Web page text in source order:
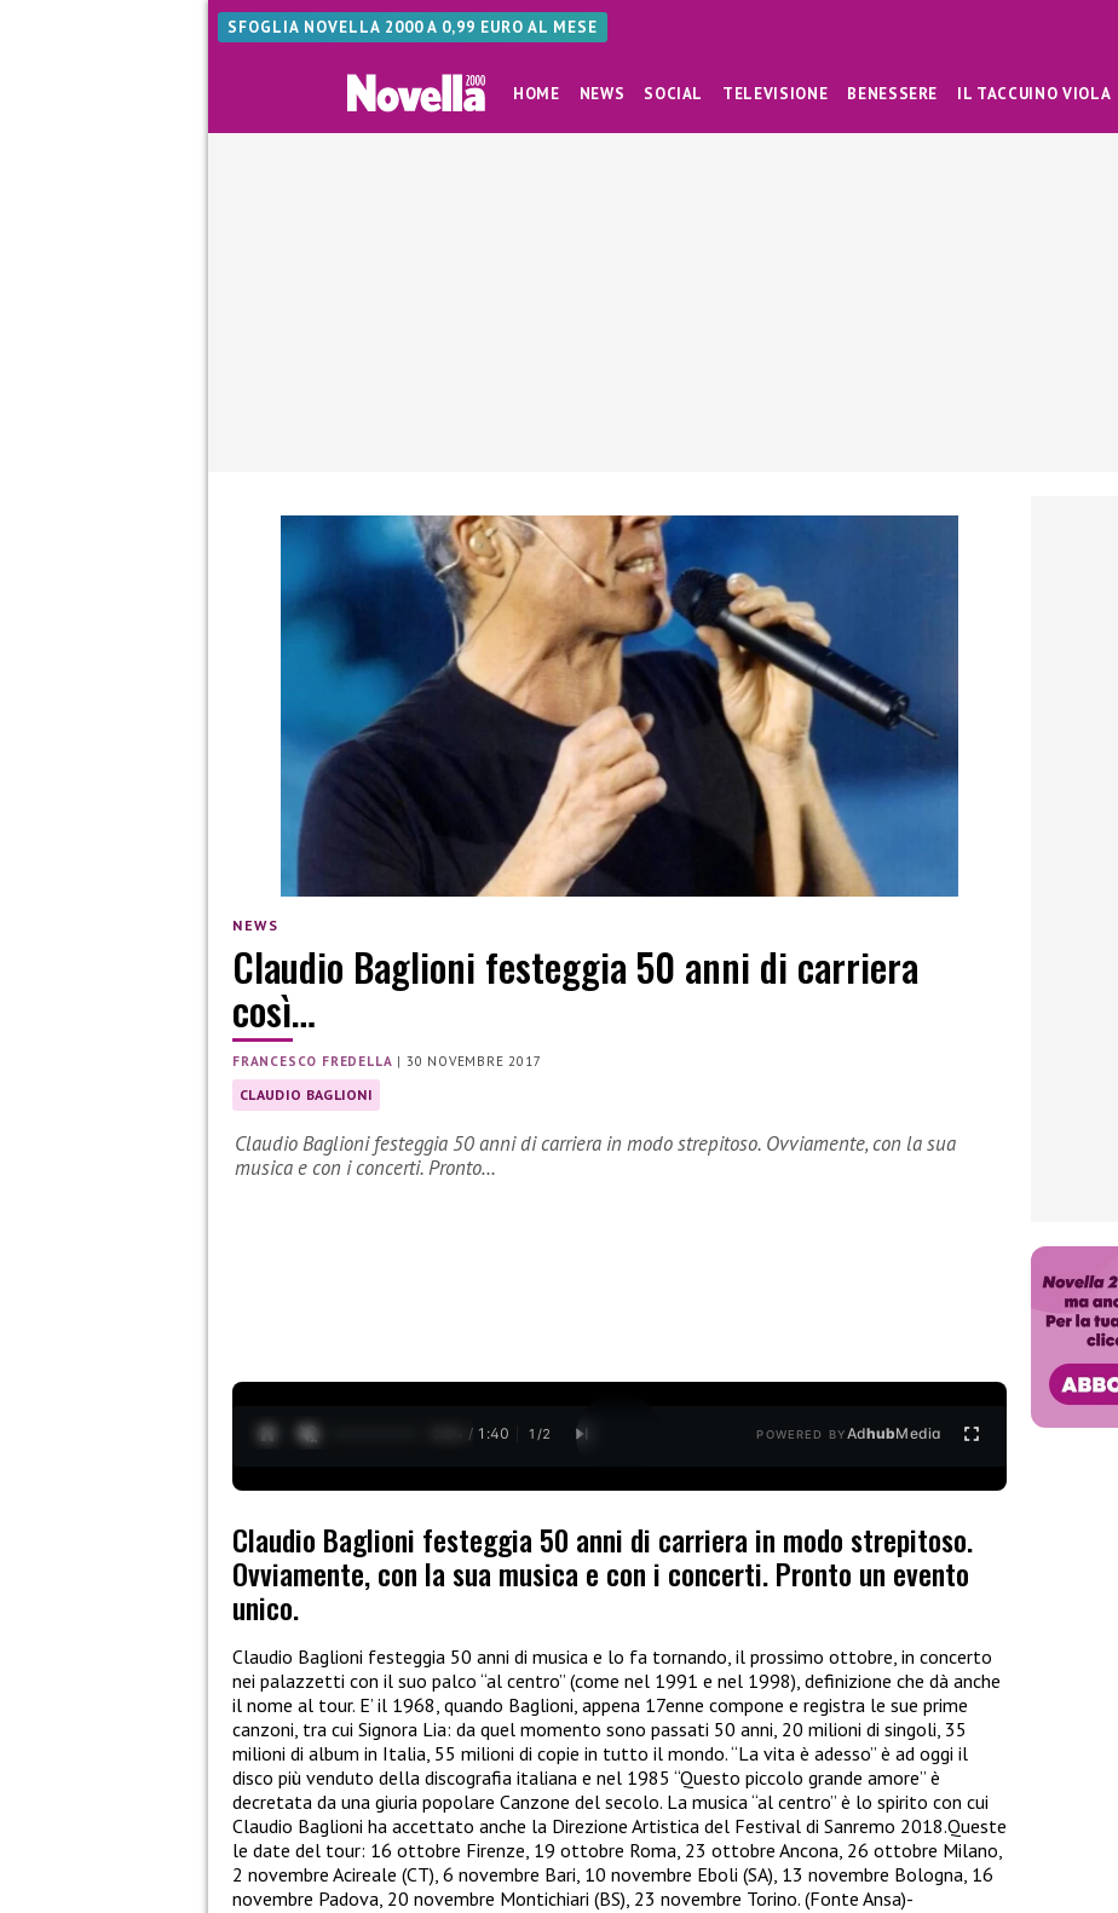
SFOGLIA NOVELLA 2000 A 0,99 EURO AL MESE
HOME NEWS SOCIAL TELEVISIONE BENESSERE IL TACCUINO VIOLA
NEWS
Claudio Baglioni festeggia 50 anni di carriera
così…
FRANCESCO FREDELLA | 30 NOVEMBRE 2017
CLAUDIO BAGLIONI
Claudio Baglioni festeggia 50 anni di carriera in modo strepitoso. Ovviamente, con la sua
musica e con i concerti. Pronto…
0:05 / 1:40 1 /2 POWERED BYAdhubMedia
Claudio Baglioni festeggia 50 anni di carriera in modo strepitoso.
Ovviamente, con la sua musica e con i concerti. Pronto un evento
unico.
Claudio Baglioni festeggia 50 anni di musica e lo fa tornando, il prossimo ottobre, in concerto
nei palazzetti con il suo palco “al centro” (come nel 1991 e nel 1998), definizione che dà anche
il nome al tour. E’ il 1968, quando Baglioni, appena 17enne compone e registra le sue prime
canzoni, tra cui Signora Lia: da quel momento sono passati 50 anni, 20 milioni di singoli, 35
milioni di album in Italia, 55 milioni di copie in tutto il mondo. “La vita è adesso” è ad oggi il
disco più venduto della discografia italiana e nel 1985 “Questo piccolo grande amore” è
decretata da una giuria popolare Canzone del secolo. La musica “al centro” è lo spirito con cui
Claudio Baglioni ha accettato anche la Direzione Artistica del Festival di Sanremo 2018.Queste
le date del tour: 16 ottobre Firenze, 19 ottobre Roma, 23 ottobre Ancona, 26 ottobre Milano,
2 novembre Acireale (CT), 6 novembre Bari, 10 novembre Eboli (SA), 13 novembre Bologna, 16
novembre Padova, 20 novembre Montichiari (BS), 23 novembre Torino. (Fonte Ansa)-